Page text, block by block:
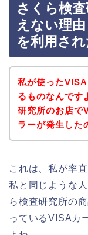
さくら検
えない理
を利用され
私が使った
るものなんです
研究所のお店で
ラーが発生した
これは、私が率
私と同じような
ら検査研究所の
っているVISAカ